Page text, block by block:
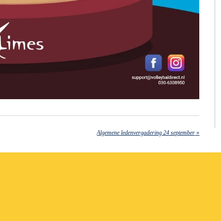
Algemene ledenvergadering 24 september »